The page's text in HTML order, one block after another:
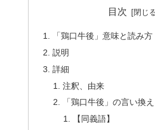
目次
「鶏口牛後」意味と読み方
説明
詳細
注釈、由来
「鶏口牛後」の言い換
【同義語】